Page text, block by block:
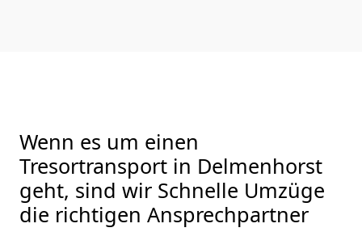
Wenn es um einen
Tresortransport in Delmenhorst
geht, sind wir Schnelle Umzüge
die richtigen Ansprechpartner